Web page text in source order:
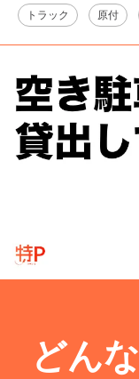
トラック 原付
どんな